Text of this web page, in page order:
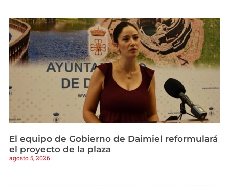
El equipo de Gobierno de Daimiel reformulará
el proyecto de la plaza
agosto 5, 2026